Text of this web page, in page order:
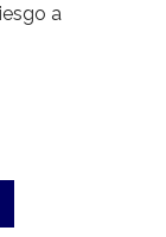
a